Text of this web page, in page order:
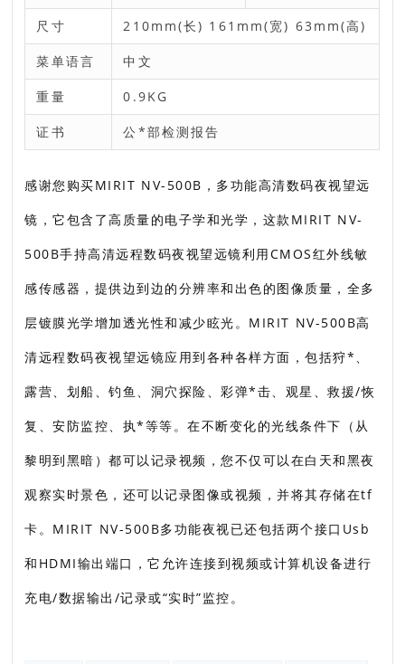
尺寸 210mm(长) 161mm(宽) 63mm(高)
菜单语言 中文
重量 0.9KG
证书 公*部检测报告
感谢您购买MIRIT NV-500B，多功能高清数码夜视望远
镜，它包含了高质量的电子学和光学，这款MIRIT NV-
500B手持高清远程数码夜视望远镜利用CMOS红外线敏
感传感器，提供边到边的分辨率和出色的图像质量，全多
层镀膜光学增加透光性和减少眩光。MIRIT NV-500B高
清远程数码夜视望远镜应用到各种各样方面，包括狩*、
露营、划船、钓鱼、洞穴探险、彩弹*击、观星、救援/恢
复、安防监控、执*等等。在不断变化的光线条件下（从
黎明到黑暗）都可以记录视频，您不仅可以在白天和黑夜
观察实时景色，还可以记录图像或视频，并将其存储在tf
卡。MIRIT NV-500B多功能夜视已还包括两个接口Usb
和HDMI输出端口，它允许连接到视频或计算机设备进行
充电/数据输出/记录或“实时”监控。